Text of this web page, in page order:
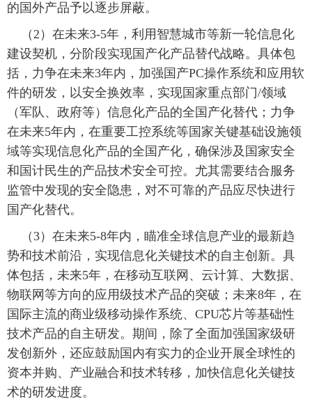
的国外产品予以逐步屏蔽。
（2）在未来3-5年，利用智慧城市等新一轮信息化
建设契机，分阶段实现国产化产品替代战略。具体包
括，力争在未来3年内，加强国产PC操作系统和应用软
件的研发，以安全换效率，实现国家重点部门/领域
（军队、政府等）信息化产品的全国产化替代；力争
在未来5年内，在重要工控系统等国家关键基础设施领
域等实现信息化产品的全国产化，确保涉及国家安全
和国计民生的产品技术安全可控。尤其需要结合服务
监管中发现的安全隐患，对不可靠的产品应尽快进行
国产化替代。
（3）在未来5-8年内，瞄准全球信息产业的最新趋
势和技术前沿，实现信息化关键技术的自主创新。具
体包括，未来5年，在移动互联网、云计算、大数据、
物联网等方向的应用级技术产品的突破；未来8年，在
国际主流的商业级移动操作系统、CPU芯片等基础性
技术产品的自主研发。期间，除了全面加强国家级研
发创新外，还应鼓励国内有实力的企业开展全球性的
资本并购、产业融合和技术转移，加快信息化关键技
术的研发进度。